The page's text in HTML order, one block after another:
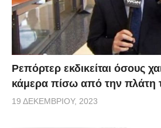
Ρεπόρτερ εκδικείται όσους
κάμερα πίσω από την πλάτη
19 ΔΕΚΕΜΒΡΊΟΥ, 2023